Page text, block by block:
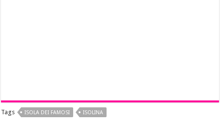
Tags ISOLA DEI FAMOSI ISOLINA